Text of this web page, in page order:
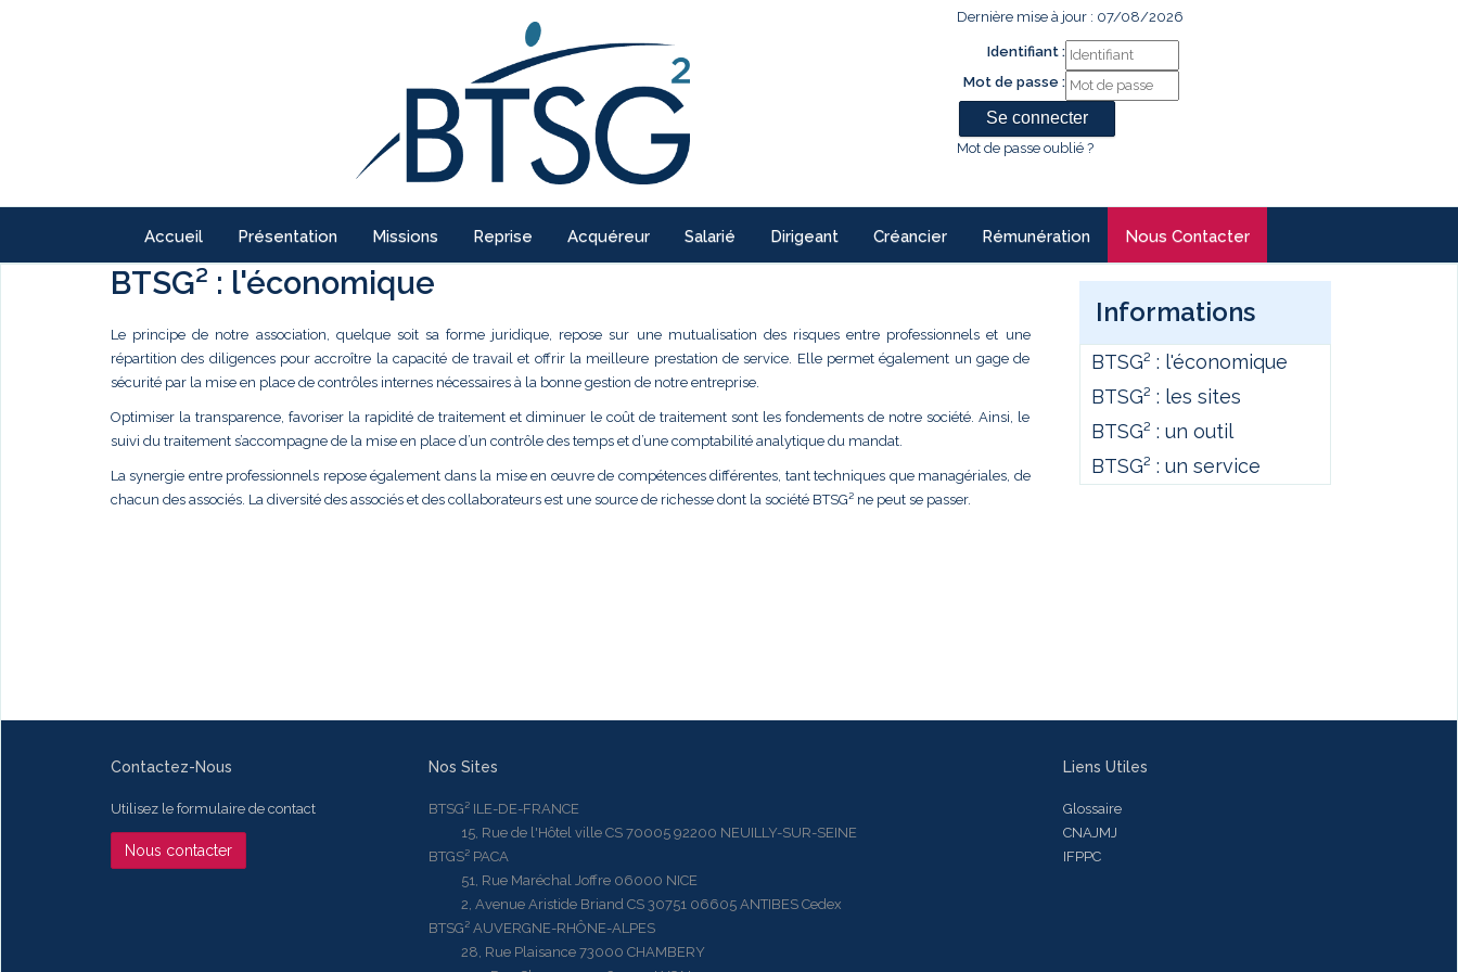
Dernière mise à jour : 07/08/2026
Identifiant :
Mot de passe :
Mot de passe oublié ?
Accueil Présentation Missions Reprise Acquéreur Salarié Dirigeant Créancier Rémunération Nous Contacter
BTSG² : l'économique
Le principe de notre association, quelque soit sa forme juridique, repose sur une mutualisation des risques entre professionnels et une
répartition des diligences pour accroître la capacité de travail et offrir la meilleure prestation de service. Elle permet également un gage de
sécurité par la mise en place de contrôles internes nécessaires à la bonne gestion de notre entreprise.
Optimiser la transparence, favoriser la rapidité de traitement et diminuer le coût de traitement sont les fondements de notre société. Ainsi, le
suivi du traitement s’accompagne de la mise en place d’un contrôle des temps et d’une comptabilité analytique du mandat.
La synergie entre professionnels repose également dans la mise en œuvre de compétences différentes, tant techniques que managériales, de
chacun des associés. La diversité des associés et des collaborateurs est une source de richesse dont la société BTSG² ne peut se passer.
Informations
BTSG² : l'économique
BTSG² : les sites
BTSG² : un outil
BTSG² : un service
Contactez-Nous
Utilisez le formulaire de contact
Nous contacter
Nos Sites
BTSG² ILE-DE-FRANCE
15, Rue de l'Hôtel ville CS 70005 92200 NEUILLY-SUR-SEINE
BTGS² PACA
51, Rue Maréchal Joffre 06000 NICE
2, Avenue Aristide Briand CS 30751 06605 ANTIBES Cedex
BTSG² AUVERGNE-RHÔNE-ALPES
28, Rue Plaisance 73000 CHAMBERY
Liens Utiles
Glossaire
CNAJMJ
IFPPC